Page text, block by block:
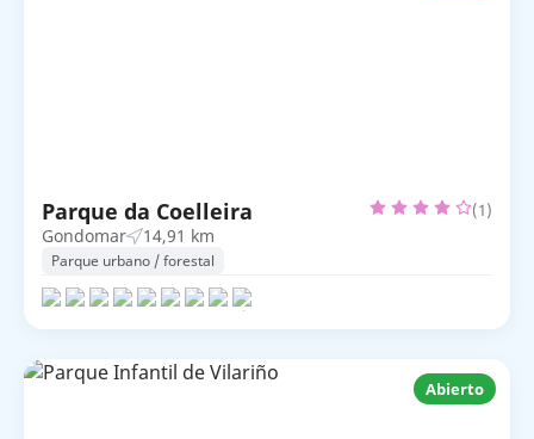
Parque da Coelleira (1)
Gondomar 14,91 km
Parque urbano / forestal
Abierto